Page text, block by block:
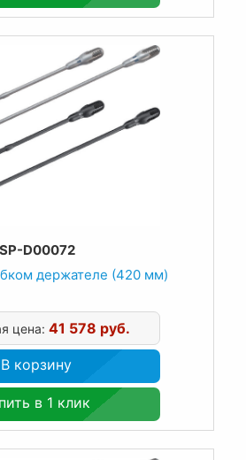
D00072
держателе (420 мм)
цена: 41 578 руб.
В корзину
в 1 клик